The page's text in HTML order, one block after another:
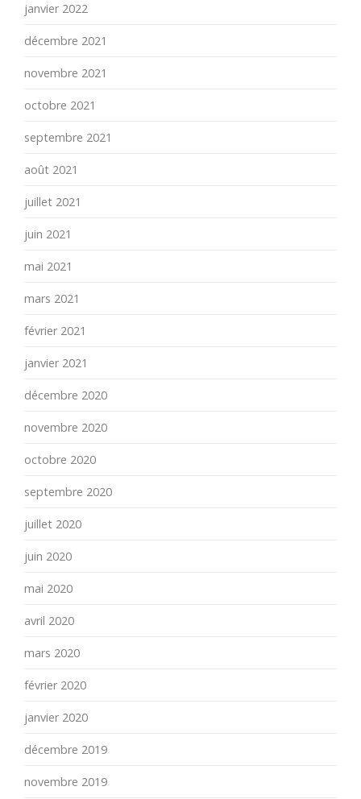
janvier 2022
décembre 2021
novembre 2021
octobre 2021
septembre 2021
août 2021
juillet 2021
juin 2021
mai 2021
mars 2021
février 2021
janvier 2021
décembre 2020
novembre 2020
octobre 2020
septembre 2020
juillet 2020
juin 2020
mai 2020
avril 2020
mars 2020
février 2020
janvier 2020
décembre 2019
novembre 2019